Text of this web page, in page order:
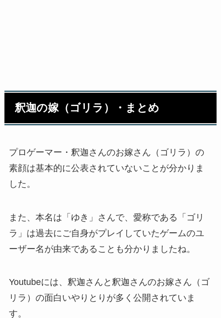
釈迦の嫁（ゴリラ）・まとめ
プロゲーマー・釈迦さんのお嫁さん（ゴリラ）の
素顔は基本的に公表されていないことが分かりま
した。
また、本名は「ゆき」さんで、愛称である「ゴリ
ラ」は過去にご自身がプレイしていたゲームのユ
ーザー名が由来であることも分かりましたね。
Youtubeには、釈迦さんと釈迦さんのお嫁さん（ゴ
リラ）の面白いやりとりが多く公開されていま
す。